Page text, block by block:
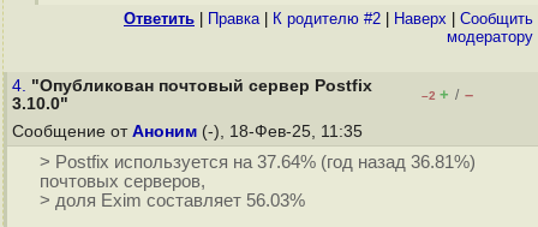
Ответить Правка| К родителю #2 Наверх
Cообщить
модератору
4. "Опубликован почтовый сервер Postfix
3.10.0"
–2 + / –
Сообщение от Аноним (-), 18-Фев-25, 11:35
> Postfix используется на 37.64% (год назад 36.81%)
почтовых серверов,
> доля Exim составляет 56.03%